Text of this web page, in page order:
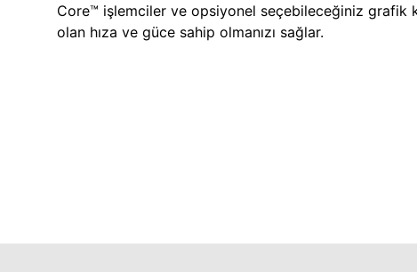
Core™ işlemciler ve opsiyonel seçebileceğiniz grafik
olan hıza ve güce sahip olmanızı sağlar.